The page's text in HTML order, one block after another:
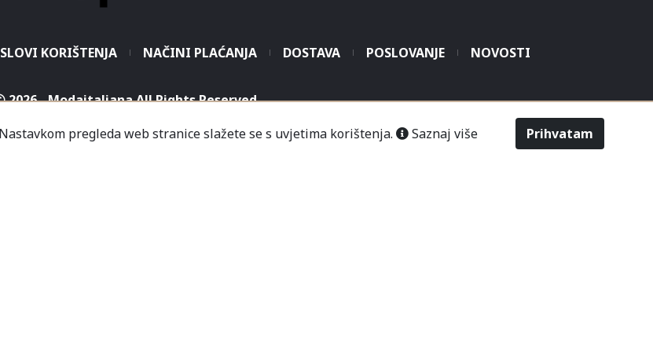
pregleda web stranice slažete se s uvjetima korištenja. Saznaj više Prihvatam
KORIŠTENJA NAČINI PLAĆANJA DOSTAVA POSLOVANJE NOVOSTI
2026 - Modaitaliana All Rights Reserved
poduzeća je unutar Prodajnog centra „Mališić“ Čitluk-Međugorje.